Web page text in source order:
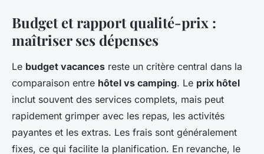
Budget et rapport qualité-prix :
maîtriser ses dépenses
Le budget vacances reste un critère central dans la
comparaison entre hôtel vs camping. Le prix hôtel
inclut souvent des services complets, mais peut
rapidement grimper avec les repas, les activités
payantes et les extras. Les frais sont généralement
fixes, ce qui facilite la planification. En revanche, le